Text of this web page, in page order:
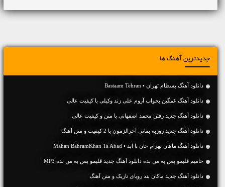
جدیدترین آهنگ ها
دانلود آهنگ بسطام تهران • Bastaam Tehran
دانلود آهنگ غمگین بخواب آروم علی زند وکیلی با کیفیت عالی
دانلود آهنگ جديد رفتن محمد اصفهانی با متن و کیفیت عالی
دانلود آهنگ جديد روزبه بمانی آخرالزمون با 2 کیفیت و متن آهنگ
دانلود آهنگ ماهان بهرام خان تا ابد • Mahan BahramKhan Ta Abad
حامیم قلبمو پس به من بده دانلود آهنگ جدید قلبمو پس به من بده MP3
دانلود آهنگ جديد ماکان بند رویای تاریک و متن آهنگ